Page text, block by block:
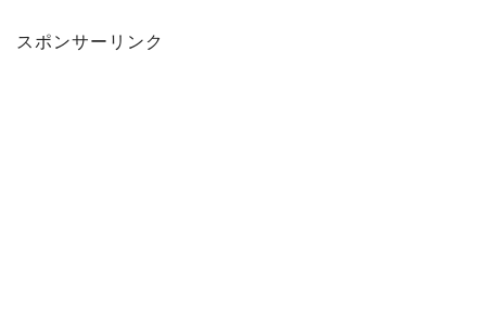
スポンサーリンク